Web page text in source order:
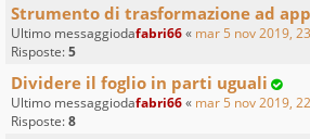
Strumento di trasformazione ad
Ultimo messaggiodafabri66« mar 5 nov 2019,
Risposte:5
Dividere il foglio in parti uguali
Ultimo messaggiodafabri66« mar 5 nov 2019,
Risposte:8